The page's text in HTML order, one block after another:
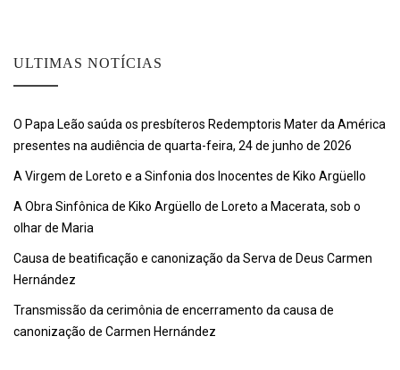
ULTIMAS NOTÍCIAS
O Papa Leão saúda os presbíteros Redemptoris Mater da América
presentes na audiência de quarta-feira, 24 de junho de 2026
A Virgem de Loreto e a Sinfonia dos Inocentes de Kiko Argüello
A Obra Sinfônica de Kiko Argüello de Loreto a Macerata, sob o
olhar de Maria
Causa de beatificação e canonização da Serva de Deus Carmen
Hernández
Transmissão da cerimônia de encerramento da causa de
canonização de Carmen Hernández